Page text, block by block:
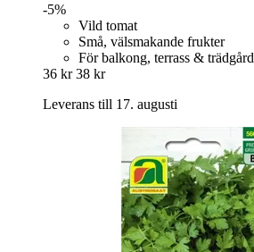
-5%
Vild tomat
Små, välsmakande frukter
För balkong, terrass & trädgård
36 kr 38 kr
Leverans till 17. augusti